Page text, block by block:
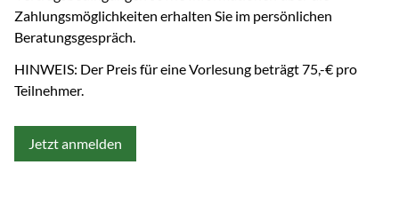
Zahlungsmöglichkeiten erhalten Sie im persönlichen
Beratungsgespräch.
HINWEIS: Der Preis für eine Vorlesung beträgt 75,-€ pro
Teilnehmer.
Jetzt anmelden